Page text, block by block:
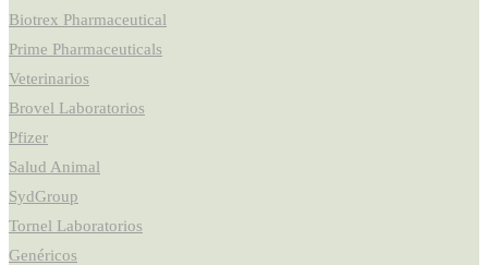
Biotrex Pharmaceutical
Prime Pharmaceuticals
Veterinarios
Brovel Laboratorios
Pfizer
Salud Animal
SydGroup
Tornel Laboratorios
Genéricos